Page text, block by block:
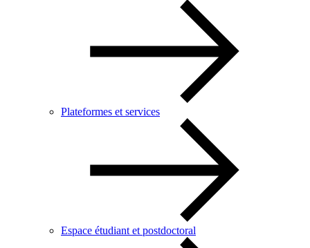
Plateformes et services
Espace étudiant et postdoctoral